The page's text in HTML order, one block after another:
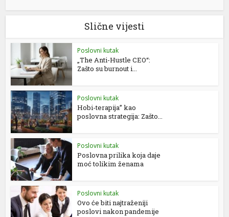
Slične vijesti
Poslovni kutak
„The Anti-Hustle CEO“:
Zašto su burnout i...
Poslovni kutak
Hobi-terapija” kao
poslovna strategija: Zašto...
Poslovni kutak
Poslovna prilika koja daje
moć tolikim ženama
Poslovni kutak
Ovo će biti najtraženiji
poslovi nakon pandemije